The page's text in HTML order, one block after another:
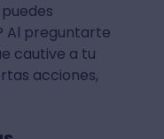
Al preguntarte
cautive a tu
acciones,